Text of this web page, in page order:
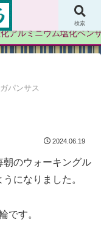
アルミニウム塩化ベン
パンサス
2024.06.19
朝のウォーキングル
になりました。
です。
検索